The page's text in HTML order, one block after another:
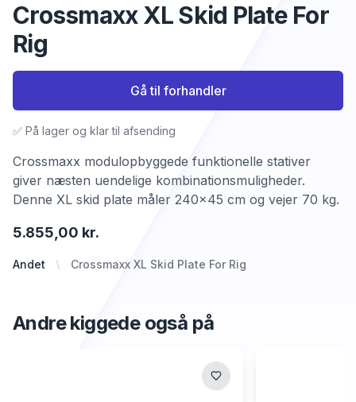
Crossmaxx XL Skid Plate For
Rig
Andet Crossmaxx XL Skid Plate For Rig
5.855,00 kr.
Crossmaxx modulopbyggede funktionelle stativer
giver næsten uendelige kombinationsmuligheder.
Denne XL skid plate måler 240x45 cm og vejer 70 kg.
✅ På lager og klar til afsending
Gå til forhandler
Andre kiggede også på